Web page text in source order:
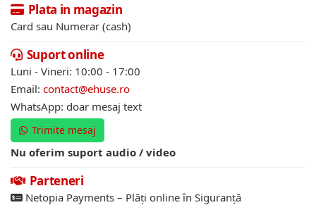
Plata in magazin
Card sau Numerar (cash)
Suport online
Luni - Vineri: 10:00 - 17:00
Email: contact@ehuse.ro
WhatsApp: doar mesaj text
Trimite mesaj
Nu oferim suport audio / video
Parteneri
Netopia Payments – Plăți online în Siguranță